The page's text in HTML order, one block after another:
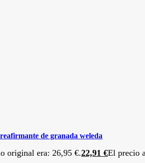
de granada weleda
original era: 26,95 €.22,91 €El precio